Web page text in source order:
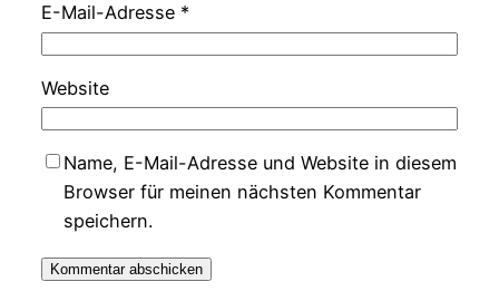
E-Mail-Adresse *
Website
Name, E-Mail-Adresse und Website in diesem
Browser für meinen nächsten Kommentar
speichern.